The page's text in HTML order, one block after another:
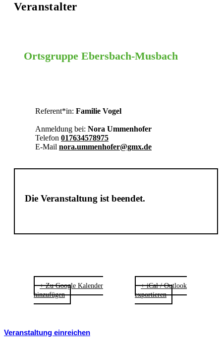
Veranstalter
Ortsgruppe Ebersbach-Musbach
Referent*in: Familie Vogel
Anmeldung bei: Nora Ummenhofer
Telefon 017634578975
E-Mail nora.ummenhofer@gmx.de
Die Veranstaltung ist beendet.
+ Zu Google Kalender
hinzufügen
+ iCal / Outlook
exportieren
Veranstaltung einreichen